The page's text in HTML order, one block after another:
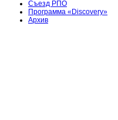
Съезд РПО
Программа «Discovery»
Архив